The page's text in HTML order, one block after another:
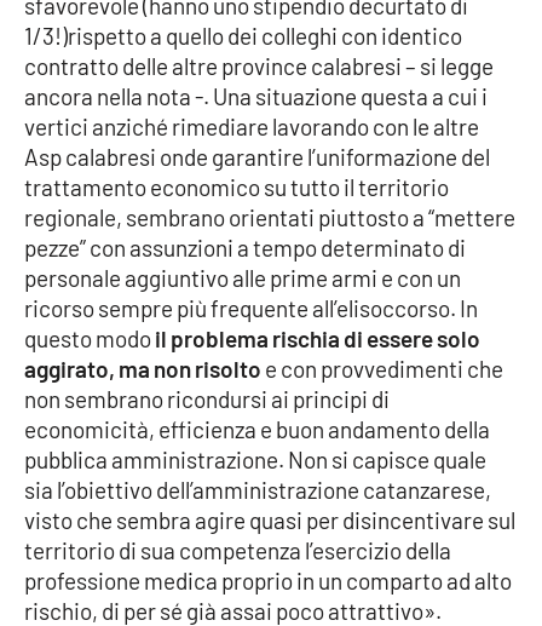
SPECIALI
Buona Sanità Calabria
LA
CALABRIAVISIONE
Destinazioni
Eventi
Food
Storie
LAC
NETWORK
Lacplay.it
Lactv.it
1/3!)rispetto a quello dei colleghi con identico
contratto delle altre province calabresi – si legge
ancora nella nota -. Una situazione questa a cui i
vertici anziché rimediare lavorando con le altre
Asp calabresi onde garantire l’uniformazione del
trattamento economico su tutto il territorio
regionale, sembrano orientati piuttosto a “mettere
pezze” con assunzioni a tempo determinato di
personale aggiuntivo alle prime armi e con un
ricorso sempre più frequente all’elisoccorso. In
questo modoil problema rischia di essere solo
aggirato, ma non risolto e con provvedimenti che
non sembrano ricondursi ai principi di
economicità, efficienza e buon andamento della
pubblica amministrazione. Non si capisce quale
sia l’obiettivo dell’amministrazione catanzarese,
visto che sembra agire quasi per disincentivare sul
territorio di sua competenza l’esercizio della
professione medica proprio in un comparto ad alto
rischio, di per sé già assai poco attrattivo».